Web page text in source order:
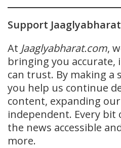
Support
At Jaaglyabharat.com,
bringing you accurate,
can trust. By making a
you help us continue
content, expanding
independent. Every
the news accessible
more.